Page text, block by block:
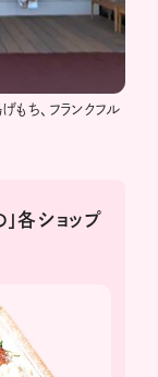
もち、フランクフル
各ショップ